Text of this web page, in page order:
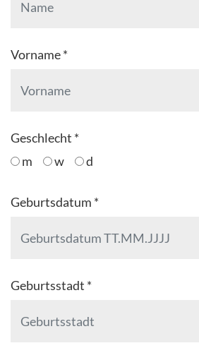
Vorname *
Geschlecht *
m
w d
Geburtsdatum *
Geburtsstadt *